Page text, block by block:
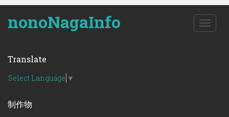
nonoNagaInfo
T
o
Translate
Select Language ▼
制作物